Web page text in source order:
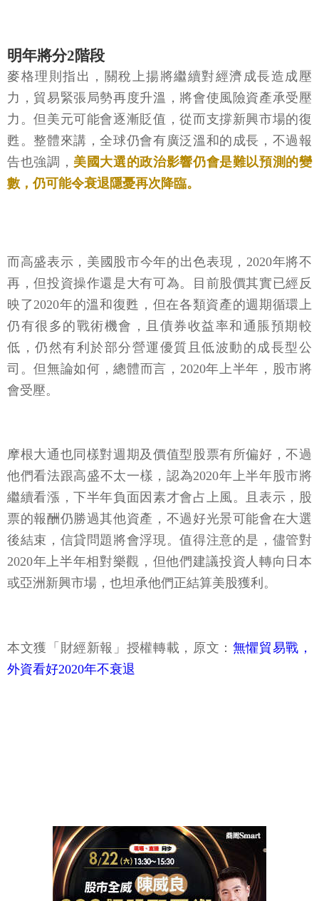
明年將分2階段
麥格理則指出，關稅上揚將繼續對經濟成長造成壓
力，貿易緊張局勢再度升溫，將會使風險資產承受壓
力。但美元可能會逐漸貶值，從而支撐新興市場的復
甦。整體來講，全球仍會有廣泛溫和的成長，不過報
告也強調， 美國大選的政治影響仍會是難以預測的變
數，仍可能令衰退隱憂再次降臨。
而高盛表示，美國股市今年的出色表現，2020年將不
再，但投資操作還是大有可為。目前股價其實已經反
映了2020年的溫和復甦，但在各類資產的週期循環上
仍有很多的戰術機會，且債券收益率和通脹預期較
低，仍然有利於部分營運優質且低波動的成長型公
司。但無論如何，總體而言，2020年上半年，股市將
會受壓。
摩根大通也同樣對週期及價值型股票有所偏好，不過
他們看法跟高盛不太一樣，認為2020年上半年股市將
繼續看漲，下半年負面因素才會占上風。且表示，股
票的報酬仍勝過其他資產，不過好光景可能會在大選
後結束，信貸問題將會浮現。值得注意的是，儘管對
2020年上半年相對樂觀，但他們建議投資人轉向日本
或亞洲新興市場，也坦承他們正結算美股獲利。
本文獲「財經新報」授權轉載，原文： 無懼貿易戰，
外資看好2020年不衰退